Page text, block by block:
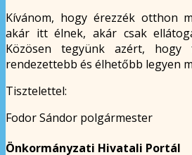
Kívánom, hogy érezzék otthon
akár itt élnek, akár csak
Közösen tegyünk azért, hogy
rendezettebb és élhetőbb legyen
Tisztelettel:
Fodor Sándor polgármester
Önkormányzati Hivatali Portál